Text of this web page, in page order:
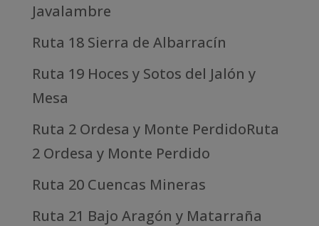
Javalambre
Ruta 18 Sierra de Albarracín
Ruta 19 Hoces y Sotos del Jalón y
Mesa
Ruta 2 Ordesa y Monte PerdidoRuta
2 Ordesa y Monte Perdido
Ruta 20 Cuencas Mineras
Ruta 21 Bajo Aragón y Matarraña